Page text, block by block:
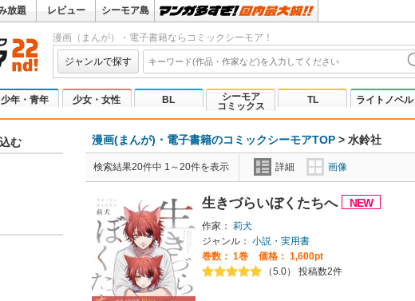
放題 レビュー シーモア島
漫画（まんが）・電子書籍ならコミックシーモア！
ジャンルで探す
少年・青年 少女・女性 BL
シーモア
コミックス
TL ライトノベル
む 漫画(まんが)・電子書籍のコミックシーモアTOP > 水鈴社
検索結果20件中 1～20件を表示 詳細 画像
生きづらいぼくたちへ
作家： 莉犬
ジャンル： 小説・実用書
巻数： 1巻
価格： 1,600pt
（5.0） 投稿数2件